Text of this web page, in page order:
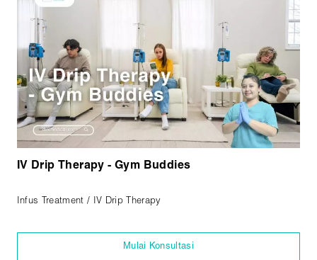
IV Drip Therapy - Gym Buddies
Infus Treatment / IV Drip Therapy
Mulai Konsultasi